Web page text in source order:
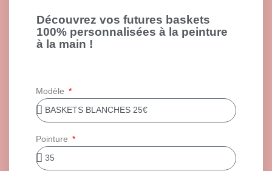
Découvrez vos futures baskets
100% personnalisées à la peinture
à la main !
Modèle
Pointure